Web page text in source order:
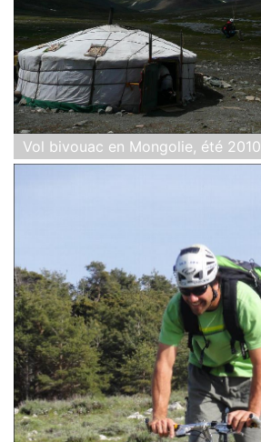
Vol bivouac en Mongolie, été 2010